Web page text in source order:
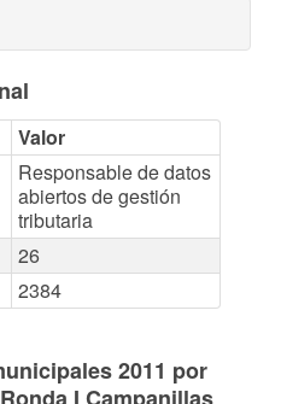
Valor
Responsable de datos
abiertos de gestión
tributaria
26
2384
2011 por